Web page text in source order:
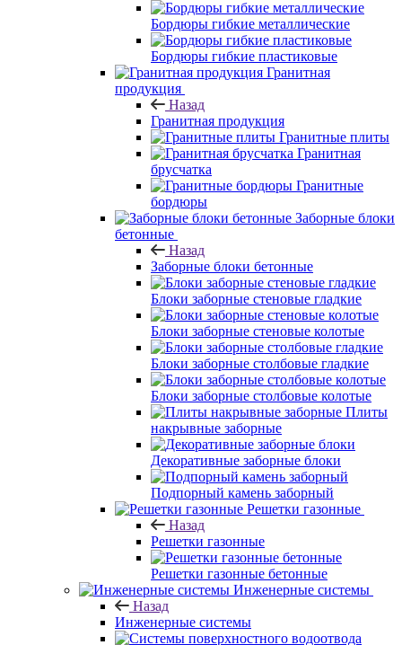
Бордюры гибкие металлические
Бордюры гибкие пластиковые
Гранитная
продукция
Назад
Гранитная продукция
Гранитные плиты
Гранитная
брусчатка
Гранитные
бордюры
Заборные блоки
бетонные
Назад
Заборные блоки бетонные
Блоки заборные стеновые гладкие
Блоки заборные стеновые колотые
Блоки заборные столбовые гладкие
Блоки заборные столбовые колотые
Плиты
накрывные заборные
Декоративные заборные блоки
Подпорный камень заборный
Решетки газонные
Назад
Решетки газонные
Решетки газонные бетонные
Инженерные системы
Назад
Инженерные системы